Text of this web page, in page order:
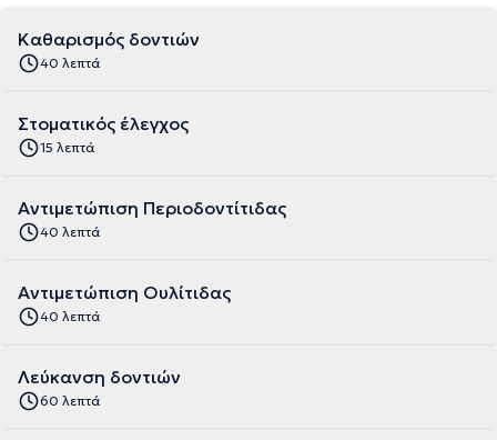
Καθαρισμός δοντιών
40 λεπτά
Στοματικός έλεγχος
15 λεπτά
Αντιμετώπιση Περιοδοντίτιδας
40 λεπτά
Αντιμετώπιση Ουλίτιδας
40 λεπτά
Λεύκανση δοντιών
60 λεπτά